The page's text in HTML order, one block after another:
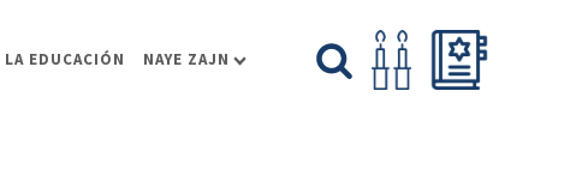
EDUCACIÓN NAYE ZAJN